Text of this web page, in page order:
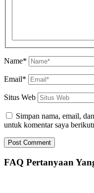
Name*
Email*
Situs Web
Simpan nama, email,
untuk komentar saya
FAQ Pertanyaan